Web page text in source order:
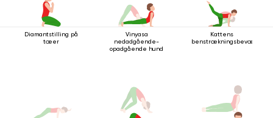
Diamantstilling på
tæer
Vinyasa
nedadgående-
opadgående hund
Kattens
benstrækningsbevægelse